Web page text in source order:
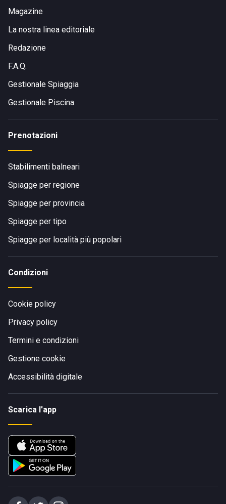
Magazine
La nostra linea editoriale
Redazione
F.A.Q.
Gestionale Spiaggia
Gestionale Piscina
Prenotazioni
Stabilimenti balneari
Spiagge per regione
Spiagge per provincia
Spiagge per tipo
Spiagge per località più popolari
Condizioni
Cookie policy
Privacy policy
Termini e condizioni
Gestione cookie
Accessibilità digitale
Scarica l'app